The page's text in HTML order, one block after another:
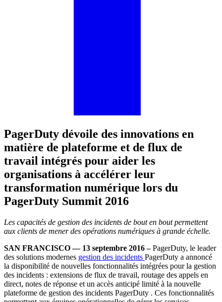
PagerDuty dévoile des innovations en
matière de plateforme et de flux de
travail intégrés pour aider les
organisations à accélérer leur
transformation numérique lors du
PagerDuty Summit 2016
Les capacités de gestion des incidents de bout en bout permettent
aux clients de mener des opérations numériques à grande échelle.
SAN FRANCISCO — 13 septembre 2016 –PagerDuty, le leader
des solutions modernes gestion des incidents PagerDuty a annoncé
la disponibilité de nouvelles fonctionnalités intégrées pour la gestion
des incidents : extensions de flux de travail, routage des appels en
direct, notes de réponse et un accès anticipé limité à la nouvelle
plateforme de gestion des incidents PagerDuty . Ces fonctionnalités